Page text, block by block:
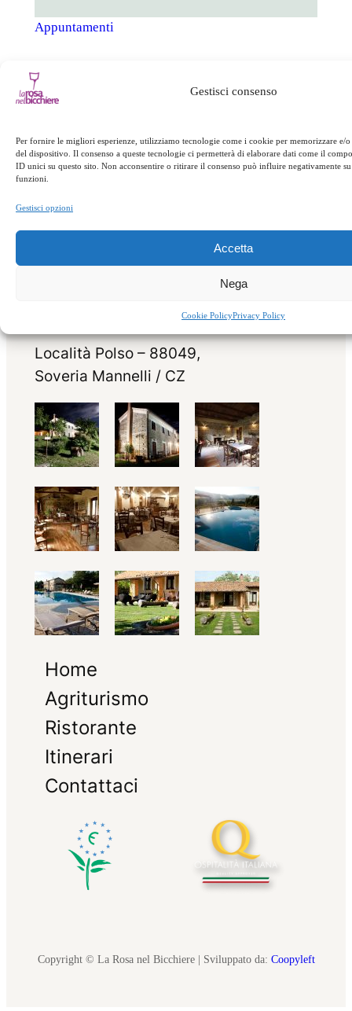
Gestisci consenso
Per fornire le migliori esperienze, utilizziamo tecnologie come i cookie per memorizzare e/
del dispositivo. Il consenso a queste tecnologie ci permetterà di elaborare dati come il
ID unici su questo sito. Non acconsentire o ritirare il consenso può influire negativamente
funzioni.
Gestisci opzioni
Accetta
Nega
Cookie PolicyPrivacy Policy
Appuntamenti
Località Polso – 88049,
Soveria Mannelli / CZ
Home
Agriturismo
Ristorante
Itinerari
Contattaci
Copyright © La Rosa nel Bicchiere | Sviluppato da: Coopyleft